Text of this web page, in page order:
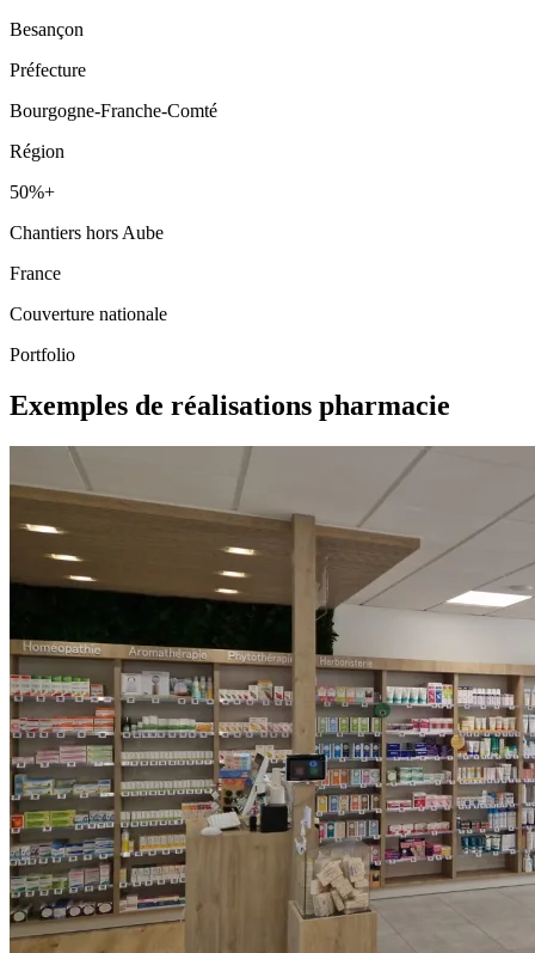
Besançon
Préfecture
Bourgogne-Franche-Comté
Région
50%+
Chantiers hors Aube
France
Couverture nationale
Portfolio
Exemples de réalisations pharmacie